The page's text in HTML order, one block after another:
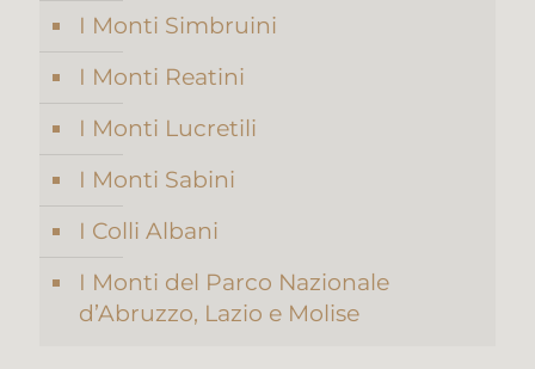
I Monti Simbruini
I Monti Reatini
I Monti Lucretili
I Monti Sabini
I Colli Albani
I Monti del Parco Nazionale
d’Abruzzo, Lazio e Molise